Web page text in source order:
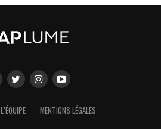
L’ÉQUIPE MENTIONS LÉGALES